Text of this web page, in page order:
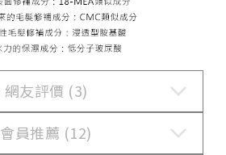
網友評價 (3)
會員推薦 (12)